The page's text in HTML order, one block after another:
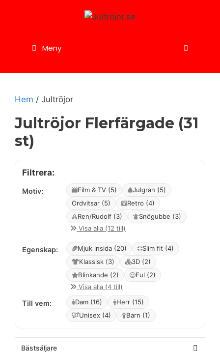
Meny
Hem / Jultröjor
Jultröjor Flerfärgade (31
st)
Filtrera:
Motiv: Film & TV (5)
Julgran (5)
Ordvitsar (5)
Retro (4)
Ren/Rudolf (3)
Snögubbe (3)
Visa alla (12 till)
Egenskap: Mjuk insida (20)
Slim fit (4)
Klassisk (3)
3D (2)
Blinkande (2)
Ful (2)
Visa alla (4 till)
Till vem: Dam (16)
Herr (15)
Unisex (4)
Barn (1)